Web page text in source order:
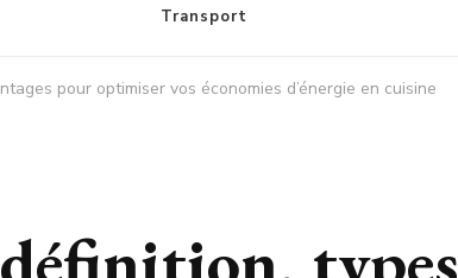
Transport
pour optimiser vos économies d’énergie en cuisine